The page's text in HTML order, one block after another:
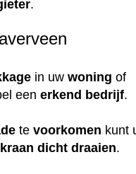
.
in uw woning of
een erkend bedrijf.
te voorkomen kunt
dicht draaien.